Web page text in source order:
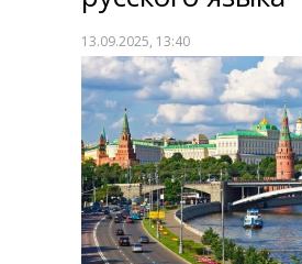
13.09.2025, 13:40